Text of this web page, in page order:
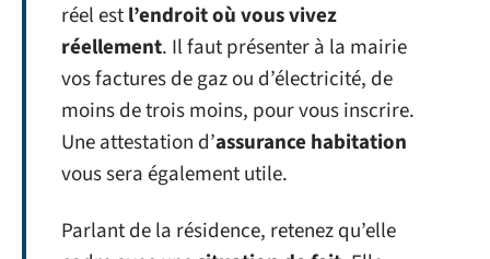
réel estl’endroit où vous vivez
réellement. Il faut présenter à la mairie
vos factures de gaz ou d’électricité, de
moins de trois moins, pour vous inscrire.
Une attestation d’assurance habitation
vous sera également utile.
Parlant de la résidence, retenez qu’elle